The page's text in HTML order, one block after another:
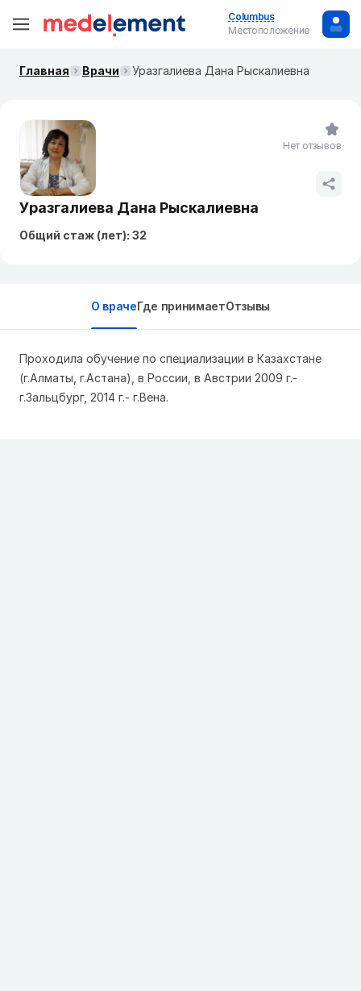
Columbus
Местоположение
Главная Врачи Уразгалиева Дана Рыскалиевна
Уразгалиева Дана Рыскалиевна
Общий стаж (лет): 32
Нет отзывов
О врачеГде принимаетОтзывы
Проходила обучение по специализации в Казахстане
(г.Алматы, г.Астана), в России, в Австрии 2009 г.-
г.Зальцбург, 2014 г.- г.Вена.